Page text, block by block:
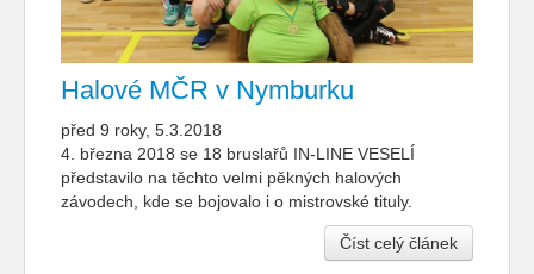
Halové MČR v Nymburku
před 9 roky, 5.3.2018
4. března 2018 se 18 bruslařů IN-LINE VESELÍ
představilo na těchto velmi pěkných halových
závodech, kde se bojovalo i o mistrovské tituly.
Číst celý článek